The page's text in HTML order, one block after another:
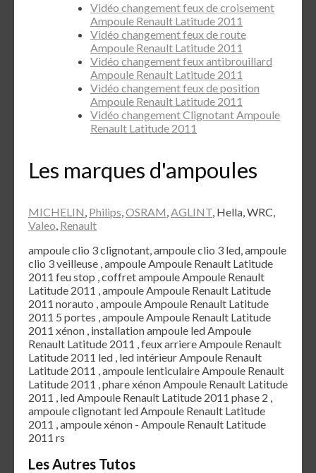
Vidéo changement feux de croisement
Ampoule Renault Latitude 2011
Vidéo changement feux de route
Ampoule Renault Latitude 2011
Vidéo changement feux antibrouillard
Ampoule Renault Latitude 2011
Vidéo changement feux de position
Ampoule Renault Latitude 2011
Vidéo changement Clignotant Ampoule
Renault Latitude 2011
Les marques d'ampoules
MICHELIN, Philips,OSRAM,AGLINT, Hella, WRC,
Valeo, Renault
ampoule clio 3 clignotant, ampoule clio 3 led, ampoule
clio 3 veilleuse , ampoule Ampoule Renault Latitude
2011 feu stop , coffret ampoule Ampoule Renault
Latitude 2011 , ampoule Ampoule Renault Latitude
2011 norauto , ampoule Ampoule Renault Latitude
2011 5 portes , ampoule Ampoule Renault Latitude
2011 xénon , installation ampoule led Ampoule
Renault Latitude 2011 , feux arriere Ampoule Renault
Latitude 2011 led , led intérieur Ampoule Renault
Latitude 2011 , ampoule lenticulaire Ampoule Renault
Latitude 2011 , phare xénon Ampoule Renault Latitude
2011 , led Ampoule Renault Latitude 2011 phase 2 ,
ampoule clignotant led Ampoule Renault Latitude
2011 , ampoule xénon - Ampoule Renault Latitude
2011 rs
Les Autres Tutos